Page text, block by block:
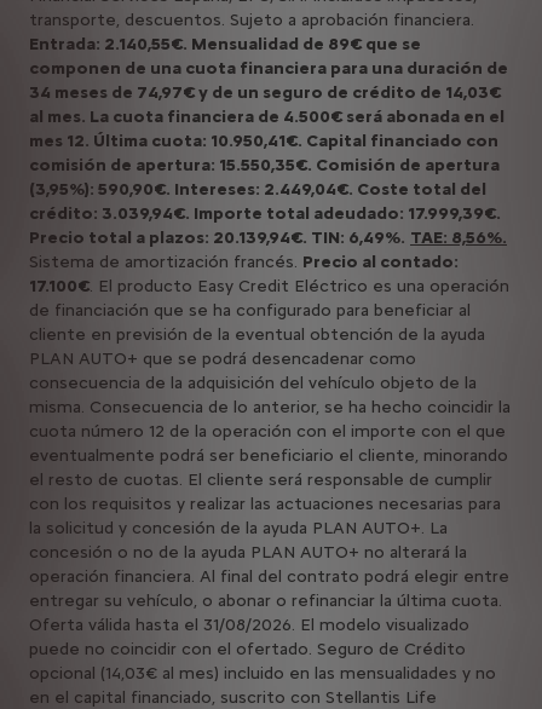
transporte, descuentos. Sujeto a aprobación financiera.
Entrada: 2.140,55€. Mensualidad de 89€ que se
componen de una cuota financiera para una duración de
34 meses de 74,97€ y de un seguro de crédito de 14,03€
al mes. La cuota financiera de 4.500€ será abonada en el
mes 12. Última cuota: 10.950,41€. Capital financiado con
comisión de apertura: 15.550,35€. Comisión de apertura
(3,95%): 590,90€. Intereses: 2.449,04€. Coste total del
crédito: 3.039,94€. Importe total adeudado: 17.999,39€.
Precio total a plazos: 20.139,94€. TIN: 6,49%. TAE: 8,56%.
Sistema de amortización francés. Precio al contado:
17.100€. El producto Easy Credit Eléctrico es una operación
de financiación que se ha configurado para beneficiar al
cliente en previsión de la eventual obtención de la ayuda
PLAN AUTO+ que se podrá desencadenar como
consecuencia de la adquisición del vehículo objeto de la
misma. Consecuencia de lo anterior, se ha hecho coincidir la
cuota número 12 de la operación con el importe con el que
eventualmente podrá ser beneficiario el cliente, minorando
el resto de cuotas. El cliente será responsable de cumplir
con los requisitos y realizar las actuaciones necesarias para
la solicitud y concesión de la ayuda PLAN AUTO+. La
concesión o no de la ayuda PLAN AUTO+ no alterará la
operación financiera. Al final del contrato podrá elegir entre
entregar su vehículo, o abonar o refinanciar la última cuota.
Oferta válida hasta el 31/08/2026. El modelo visualizado
puede no coincidir con el ofertado. Seguro de Crédito
opcional (14,03€ al mes) incluido en las mensualidades y no
en el capital financiado, suscrito con Stellantis Life